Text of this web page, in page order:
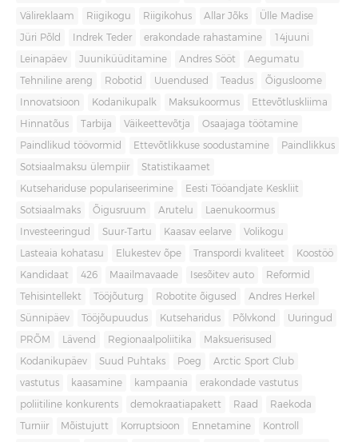
Välireklaam Riigikogu Riigikohus Allar Jõks Ülle Madise
Jüri Põld Indrek Teder erakondade rahastamine 14juuni
Leinapäev Juuniküüditamine Andres Sööt Aegumatu
Tehniline areng Robotid Uuendused Teadus Õigusloome
Innovatsioon Kodanikupalk Maksukoormus Ettevõtluskliima
Hinnatõus Tarbija Väikeettevõtja Osaajaga töötamine
Paindlikud töövormid Ettevõtlikkuse soodustamine Paindlikkus
Sotsiaalmaksu ülempiir Statistikaamet
Kutsehariduse populariseerimine Eesti Tööandjate Keskliit
Sotsiaalmaks Õigusruum Arutelu Laenukoormus
Investeeringud Suur-Tartu Kaasav eelarve Volikogu
Lasteaia kohatasu Elukestev õpe Transpordi kvaliteet Koostöö
Kandidaat 426 Maailmavaade Isesõitev auto Reformid
Tehisintellekt Tööjõuturg Robotite õigused Andres Herkel
Sünnipäev Tööjõupuudus Kutseharidus Põlvkond Uuringud
PRÕM Lävend Regionaalpoliitika Maksuerisused
Kodanikupäev Suud Puhtaks Poeg Arctic Sport Club
vastutus kaasamine kampaania erakondade vastutus
poliitiline konkurents demokraatiapakett Raad Raekoda
Turniir Mõistujutt Korruptsioon Ennetamine Kontroll